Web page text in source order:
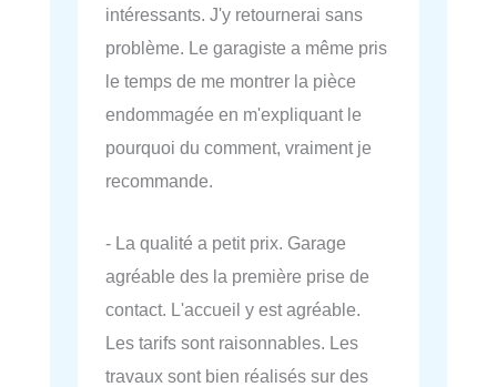
intéressants. J'y retournerai sans
problème. Le garagiste a même pris
le temps de me montrer la pièce
endommagée en m'expliquant le
pourquoi du comment, vraiment je
recommande.
- La qualité a petit prix. Garage
agréable des la première prise de
contact. L'accueil y est agréable.
Les tarifs sont raisonnables. Les
travaux sont bien réalisés sur des